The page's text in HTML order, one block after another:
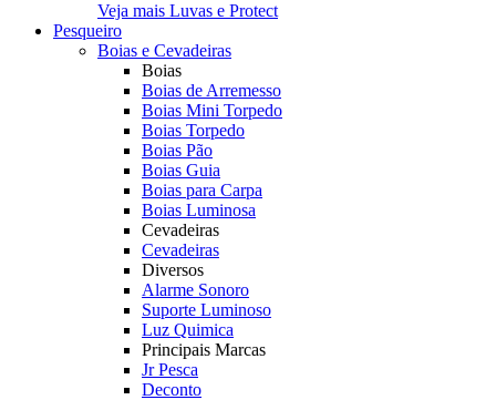
Veja mais Luvas e Protect
Pesqueiro
Boias e Cevadeiras
Boias
Boias de Arremesso
Boias Mini Torpedo
Boias Torpedo
Boias Pão
Boias Guia
Boias para Carpa
Boias Luminosa
Cevadeiras
Cevadeiras
Diversos
Alarme Sonoro
Suporte Luminoso
Luz Quimica
Principais Marcas
Jr Pesca
Deconto